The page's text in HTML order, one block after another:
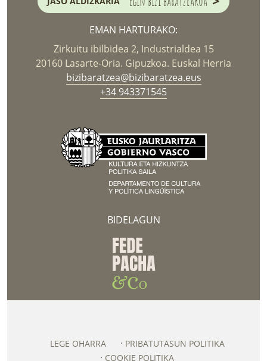
EMAN HARTURAKO:
Zirkuitu ibilbidea 2, Industrialdea 15
20160 Lasarte-Oria. Gipuzkoa. Euskal Herria
bizibaratzea@bizibaratzea.eus
+34 943371545
BIDELAGUN
LEGE OHARRA
PRIBATUTASUN POLITIKA
COOKIE POLITIKA